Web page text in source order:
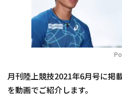
月刊陸上競技2021年6月号に掲
を動画でご紹介します。